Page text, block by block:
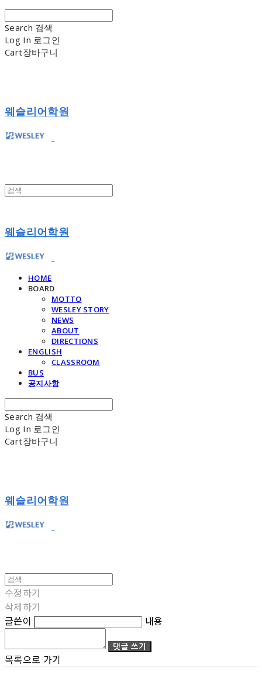
Search 검색
Log In 로그인
Cart장바구니
웨슬리어학원
웨슬리어학원
HOME
BOARD
MOTTO
WESLEY STORY
NEWS
ABOUT
DIRECTIONS
ENGLISH
CLASSROOM
BUS
공지사항
Search 검색
Log In 로그인
Cart장바구니
웨슬리어학원
수정하기
삭제하기
글쓴이
내용
댓글 쓰기
목록으로 가기